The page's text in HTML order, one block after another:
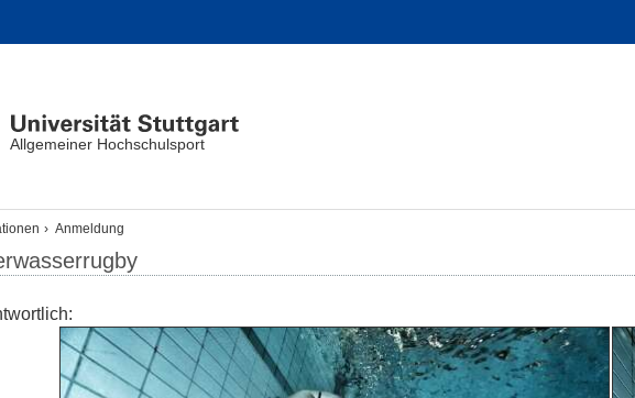
Allgemeiner Hochschulsport
Anmeldung